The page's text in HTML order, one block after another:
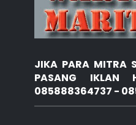
JIKA PARA MITRA
PASANG IKLAN
085888364737 -